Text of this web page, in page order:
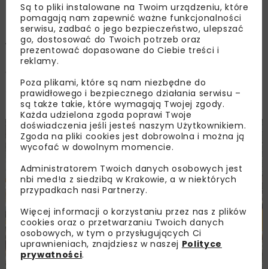
gospodarki, w tym szczególnie w budownictwie,
drogownictwie, kolejnictwie, a także
w przemyśle szklarskim, odlewnictwie, chemii
budowlanej, górnictwie i wielu innych.
W drogownictwie kruszywa stanowią główny
składnik konstrukcji dróg i innych ciągów
komunikacyjnych.
Są to pliki instalowane na Twoim urządzeniu, które
pomagają nam zapewnić ważne funkcjonalności
serwisu, zadbać o jego bezpieczeństwo, ulepszać
go, dostosować do Twoich potrzeb oraz
prezentować dopasowane do Ciebie treści i
reklamy.
Poza plikami, które są nam niezbędne do
prawidłowego i bezpiecznego działania serwisu –
są także takie, które wymagają Twojej zgody.
Każda udzielona zgoda poprawi Twoje
doświadczenia jeśli jesteś naszym Użytkownikiem.
Zgoda na pliki cookies jest dobrowolna i można ją
wycofać w dowolnym momencie.
Administratorem Twoich danych osobowych jest
nbi med!a z siedzibą w Krakowie, a w niektórych
przypadkach nasi Partnerzy.
Więcej informacji o korzystaniu przez nas z plików
cookies oraz o przetwarzaniu Twoich danych
osobowych, w tym o przysługujących Ci
uprawnieniach, znajdziesz w naszej Polityce
prywatności.